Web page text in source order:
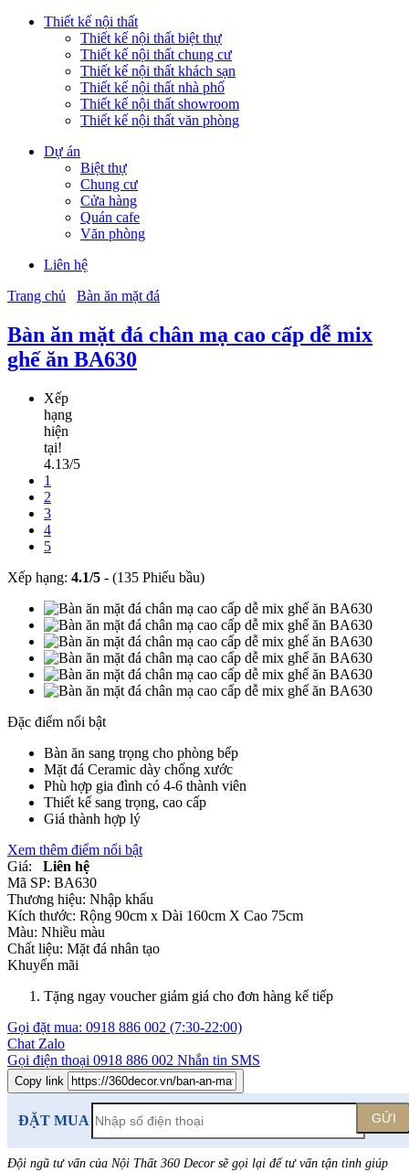
Thiết kế nội thất
Thiết kế nội thất biệt thự
Thiết kế nội thất chung cư
Thiết kế nội thất khách sạn
Thiết kế nội thất nhà phố
Thiết kế nội thất showroom
Thiết kế nội thất văn phòng
Dự án
Biệt thự
Chung cư
Cửa hàng
Quán cafe
Văn phòng
Liên hệ
Trang chủ
Bàn ăn mặt đá
Bàn ăn mặt đá chân mạ cao cấp dễ mix
ghế ăn BA630
Xếp
hạng
hiện
tại!
4.13/5
1
2
3
4
5
Xếp hạng: 4.1/5 - (135 Phiếu bầu)
Đặc điểm nổi bật
Bàn ăn sang trọng cho phòng bếp
Mặt đá Ceramic dày chống xước
Phù hợp gia đình có 4-6 thành viên
Thiết kế sang trọng, cao cấp
Giá thành hợp lý
Xem thêm điểm nổi bật
Giá:
Liên hệ
Mã SP: BA630
Thương hiệu: Nhập khẩu
Kích thước: Rộng 90cm x Dài 160cm X Cao 75cm
Màu: Nhiều màu
Chất liệu: Mặt đá nhân tạo
Khuyến mãi
Tặng ngay voucher giảm giá cho đơn hàng kế tiếp
Gọi đặt mua: 0918 886 002 (7:30-22:00)
Chat Zalo
Gọi điện thoại 0918 886 002 Nhắn tin SMS
Copy link
ĐẶT MUA GỬI
Đội ngũ tư vấn của Nội Thất 360 Decor sẽ gọi lại để tư vấn tận tình giúp